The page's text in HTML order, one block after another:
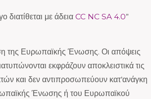
διατίθεται με άδεια CC NC SA 4.0”
της Ευρωπαϊκής Ένωσης. Οι απόψεις
εκφράζουν αποκλειστικά τις
και δεν αντιπροσωπεύουν κατ’ανάγκη
Ένωσης ή του Ευρωπαϊκού